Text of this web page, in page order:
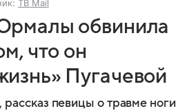
ТВ Mail
обвинила
что он
Пугачевой
рассказ певицы о травме ноги